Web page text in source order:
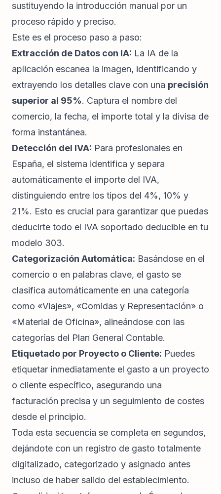
sustituyendo la introducción manual por un
proceso rápido y preciso.
Este es el proceso paso a paso:
Extracción de Datos con IA: La IA de la
aplicación escanea la imagen, identificando y
extrayendo los detalles clave con una precisión
superior al 95%. Captura el nombre del
comercio, la fecha, el importe total y la divisa de
forma instantánea.
Detección del IVA: Para profesionales en
España, el sistema identifica y separa
automáticamente el importe del IVA,
distinguiendo entre los tipos del 4%, 10% y
21%. Esto es crucial para garantizar que puedas
deducirte todo el IVA soportado deducible en tu
modelo 303.
Categorización Automática: Basándose en el
comercio o en palabras clave, el gasto se
clasifica automáticamente en una categoría
como «Viajes», «Comidas y Representación» o
«Material de Oficina», alineándose con las
categorías del Plan General Contable.
Etiquetado por Proyecto o Cliente: Puedes
etiquetar inmediatamente el gasto a un proyecto
o cliente específico, asegurando una
facturación precisa y un seguimiento de costes
desde el principio.
Toda esta secuencia se completa en segundos,
dejándote con un registro de gasto totalmente
digitalizado, categorizado y asignado antes
incluso de haber salido del establecimiento.